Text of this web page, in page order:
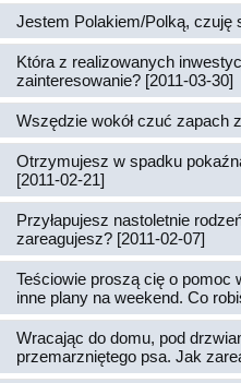
Jestem Polakiem/Polką, czuję
Która z realizowanych
zainteresowanie? [2011-03-30]
Wszędzie wokół czuć zapach
Otrzymujesz w spadku
[2011-02-21]
Przyłapujesz nastoletnie
zareagujesz? [2011-02-07]
Teściowie proszą cię o pomoc
inne plany na weekend. Co
Wracając do domu, pod
przemarzniętego psa. Jak